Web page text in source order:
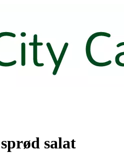
salat